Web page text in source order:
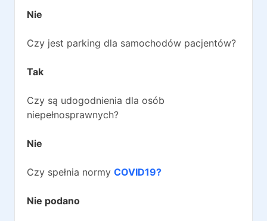
Nie
Czy jest parking dla samochodów pacjentów?
Tak
Czy są udogodnienia dla osób
niepełnosprawnych?
Nie
Czy spełnia normy COVID19?
Nie podano